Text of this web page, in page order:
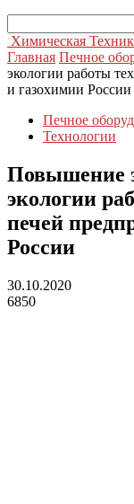
Химическая
Главная Печное
экологии работы
и газохимии России
Печное
Технологии
Повышение
экологии
печей
России
30.10.2020
6850